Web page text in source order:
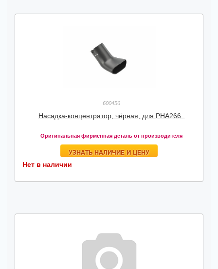
600456
Насадка-концентратор, чёрная, для PHA266..
Оригинальная фирменная деталь от производителя
УЗНАТЬ НАЛИЧИЕ И ЦЕНУ
Нет в наличии